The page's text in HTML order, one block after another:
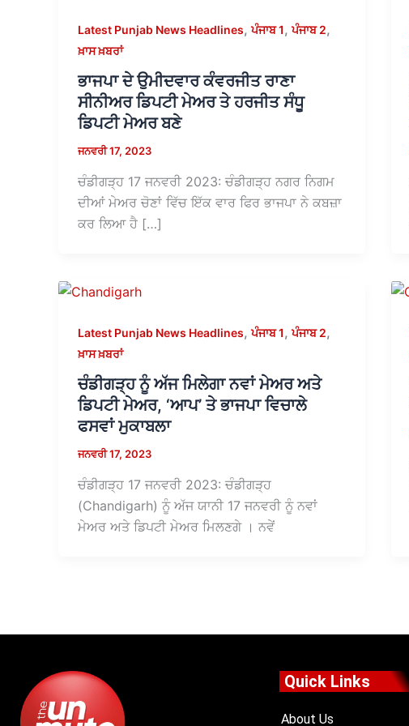
Latest Punjab News Headlines,ਪੰਜਾਬ 1,ਪੰਜਾਬ 2,
ਖ਼ਾਸ ਖ਼ਬਰਾਂ
ਭਾਜਪਾ ਦੇ ਉਮੀਦਵਾਰ ਕੰਵਰਜੀਤ ਰਾਣਾ
ਸੀਨੀਅਰ ਡਿਪਟੀ ਮੇਅਰ ਤੇ ਹਰਜੀਤ ਸੰਧੂ
ਡਿਪਟੀ ਮੇਅਰ ਬਣੇ
ਜਨਵਰੀ 17, 2023
ਚੰਡੀਗੜ੍ਹ 17 ਜਨਵਰੀ 2023: ਚੰਡੀਗੜ੍ਹ ਨਗਰ ਨਿਗਮ
ਦੀਆਂ ਮੇਅਰ ਚੋਣਾਂ ਵਿੱਚ ਇੱਕ ਵਾਰ ਫਿਰ ਭਾਜਪਾ ਨੇ ਕਬਜ਼ਾ
ਕਰ ਲਿਆ ਹੈ […]
Latest Punjab News Headlines,ਪੰਜਾਬ 1,ਪੰਜਾਬ 2,
ਖ਼ਾਸ ਖ਼ਬਰਾਂ
ਚੰਡੀਗੜ੍ਹ ਨੂੰ ਅੱਜ ਮਿਲੇਗਾ ਨਵਾਂ ਮੇਅਰ ਅਤੇ
ਡਿਪਟੀ ਮੇਅਰ, ‘ਆਪ’ ਤੇ ਭਾਜਪਾ ਵਿਚਾਲੇ
ਫਸਵਾਂ ਮੁਕਾਬਲਾ
ਜਨਵਰੀ 17, 2023
ਚੰਡੀਗੜ੍ਹ 17 ਜਨਵਰੀ 2023: ਚੰਡੀਗੜ੍ਹ
(Chandigarh) ਨੂੰ ਅੱਜ ਯਾਨੀ 17 ਜਨਵਰੀ ਨੂੰ ਨਵਾਂ
ਮੇਅਰ ਅਤੇ ਡਿਪਟੀ ਮੇਅਰ ਮਿਲਣਗੇ । ਨਵੇਂ
Quick Links
About Us